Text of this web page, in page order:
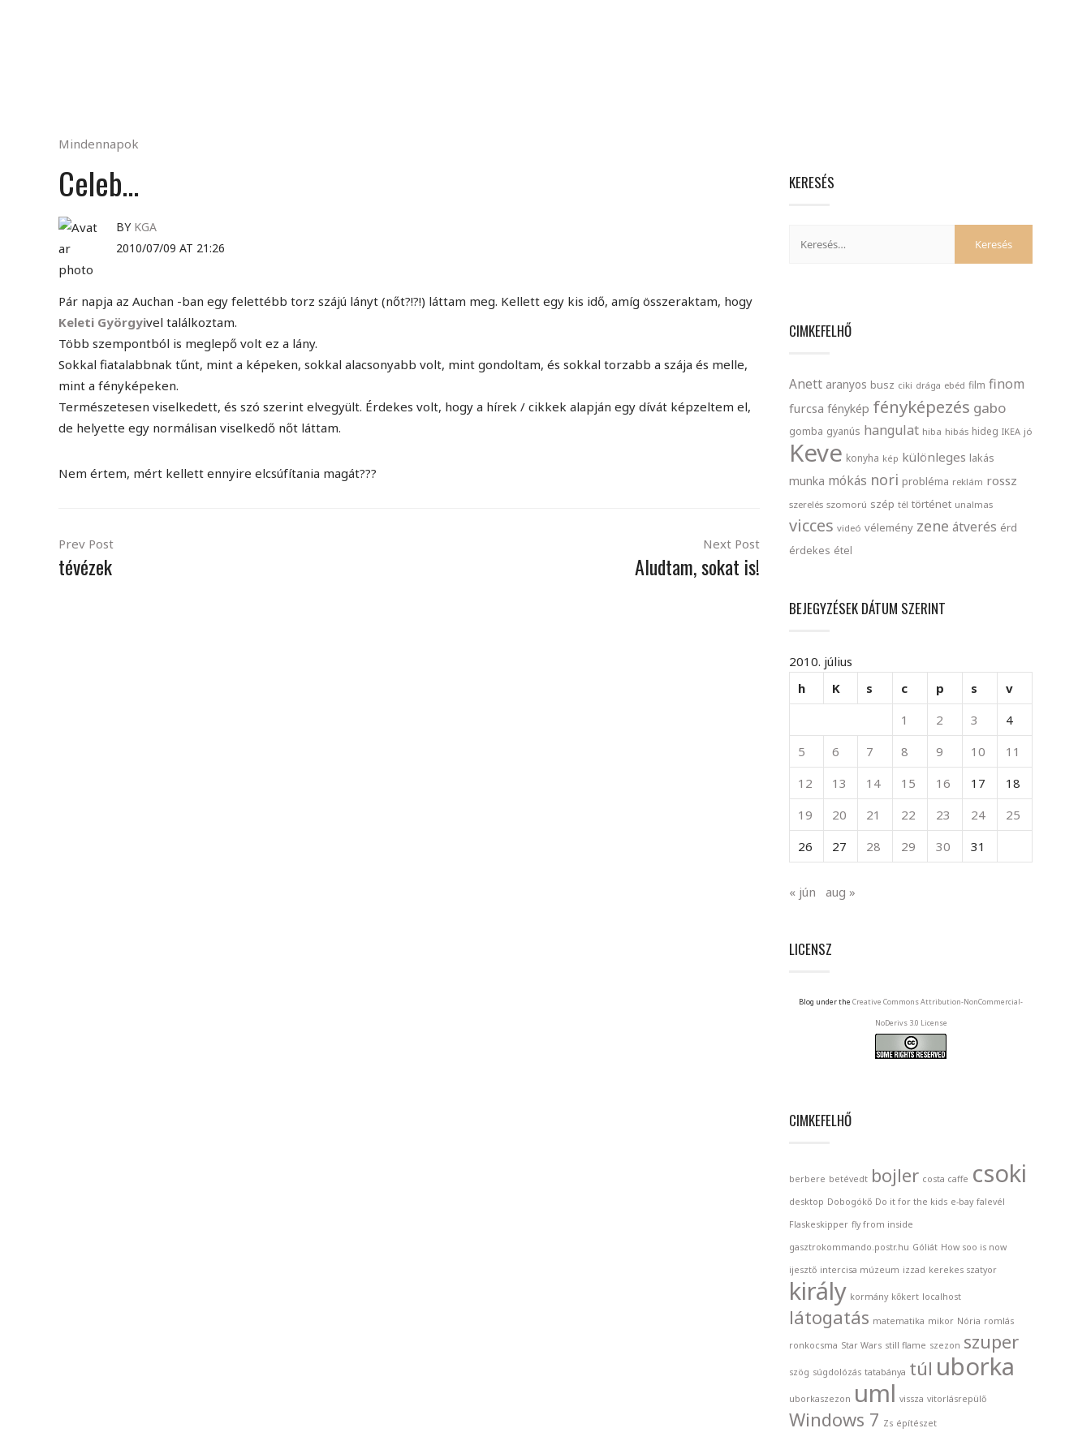
Mindennapok
Celeb…
BY KGA
2010/07/09 AT 21:26
Pár napja az Auchan -ban egy felettébb torz szájú lányt (nőt?!?!) láttam meg. Kellett egy kis idő, amíg összeraktam, hogy
Keleti Györgyivel találkoztam.
Több szempontból is meglepő volt ez a lány.
Sokkal fiatalabbnak tűnt, mint a képeken, sokkal alacsonyabb volt, mint gondoltam, és sokkal torzabb a szája és melle,
mint a fényképeken.
Természetesen viselkedett, és szó szerint elvegyült. Érdekes volt, hogy a hírek / cikkek alapján egy dívát képzeltem el,
de helyette egy normálisan viselkedő nőt láttam.
Nem értem, mért kellett ennyire elcsúfítania magát???
Prev Post
tévézek
Next Post
Aludtam, sokat is!
KERESÉS
CIMKEFELHŐ
Anett aranyos busz ciki drága ebéd film finom
furcsa fénykép fényképezés gabo
gomba gyanús hangulat hiba hibás hideg IKEA jó
Keve konyha kép különleges lakás
munka mókás nori probléma reklám rossz
szerelés szomorú szép tél történet unalmas
vicces videó vélemény zene átverés érd
érdekes étel
BEJEGYZÉSEK DÁTUM SZERINT
2010. július
h
K s c p s
v
1
2 3
4
5
6 7 8 9 10
11
12
13 14 15 16 17
18
19
20 21 22 23 24
25
26
27 28 29 30 31
« jún aug »
LICENSZ
Blog under the Creative Commons Attribution-NonCommercial-
NoDerivs 3.0 License
CIMKEFELHŐ
berbere betévedt bojler costa caffe csoki
desktop Dobogókő Do it for the kids e-bay falevél
Flaskeskipper fly from inside
gasztrokommando.postr.hu Góliát How soo is now
ijesztő intercisa múzeum izzad kerekes szatyor
király kormány kőkert localhost
látogatás matematika mikor Nória romlás
ronkocsma Star Wars still flame szezon szuper
szög súgdolózás tatabánya túl uborka
uborkaszezon uml vissza vitorlásrepülő
Windows 7 Zs építészet